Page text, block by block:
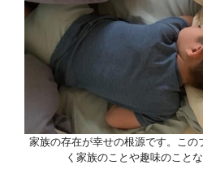
家族の存在が幸せの根源です。この
く家族のことや趣味のこと